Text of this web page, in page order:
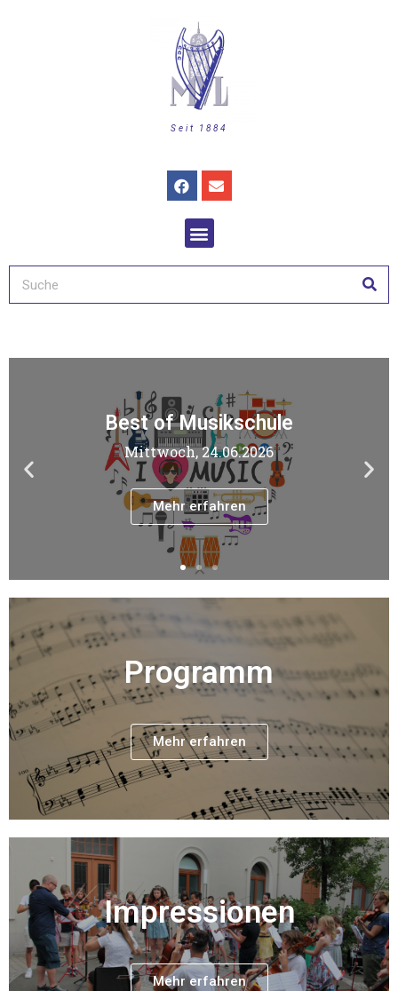
Seit 1884
30 Jahre
Faschingskonzert
Mond, Sterne, Weltall
Mehr erfahren
Programm
Mehr erfahren
Impressionen
Mehr erfahren